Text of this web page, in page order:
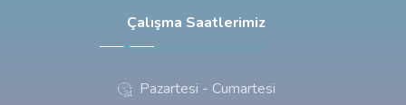
Çalışma Saatlerimiz
Pazartesi - Cumartesi